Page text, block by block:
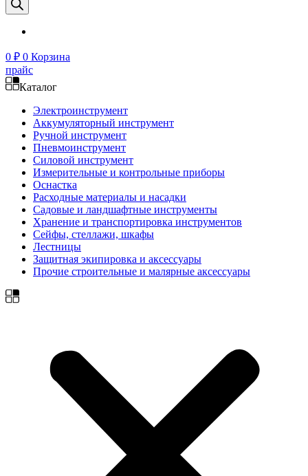
0 ₽ 0 Корзина
прайс
Каталог
Электроинструмент
Аккумуляторный инструмент
Ручной инструмент
Пневмоинструмент
Силовой инструмент
Измерительные и контрольные приборы
Оснастка
Расходные материалы и насадки
Садовые и ландшафтные инструменты
Хранение и транспортировка инструментов
Сейфы, стеллажи, шкафы
Лестницы
Защитная экипировка и аксессуары
Прочие строительные и малярные аксессуары